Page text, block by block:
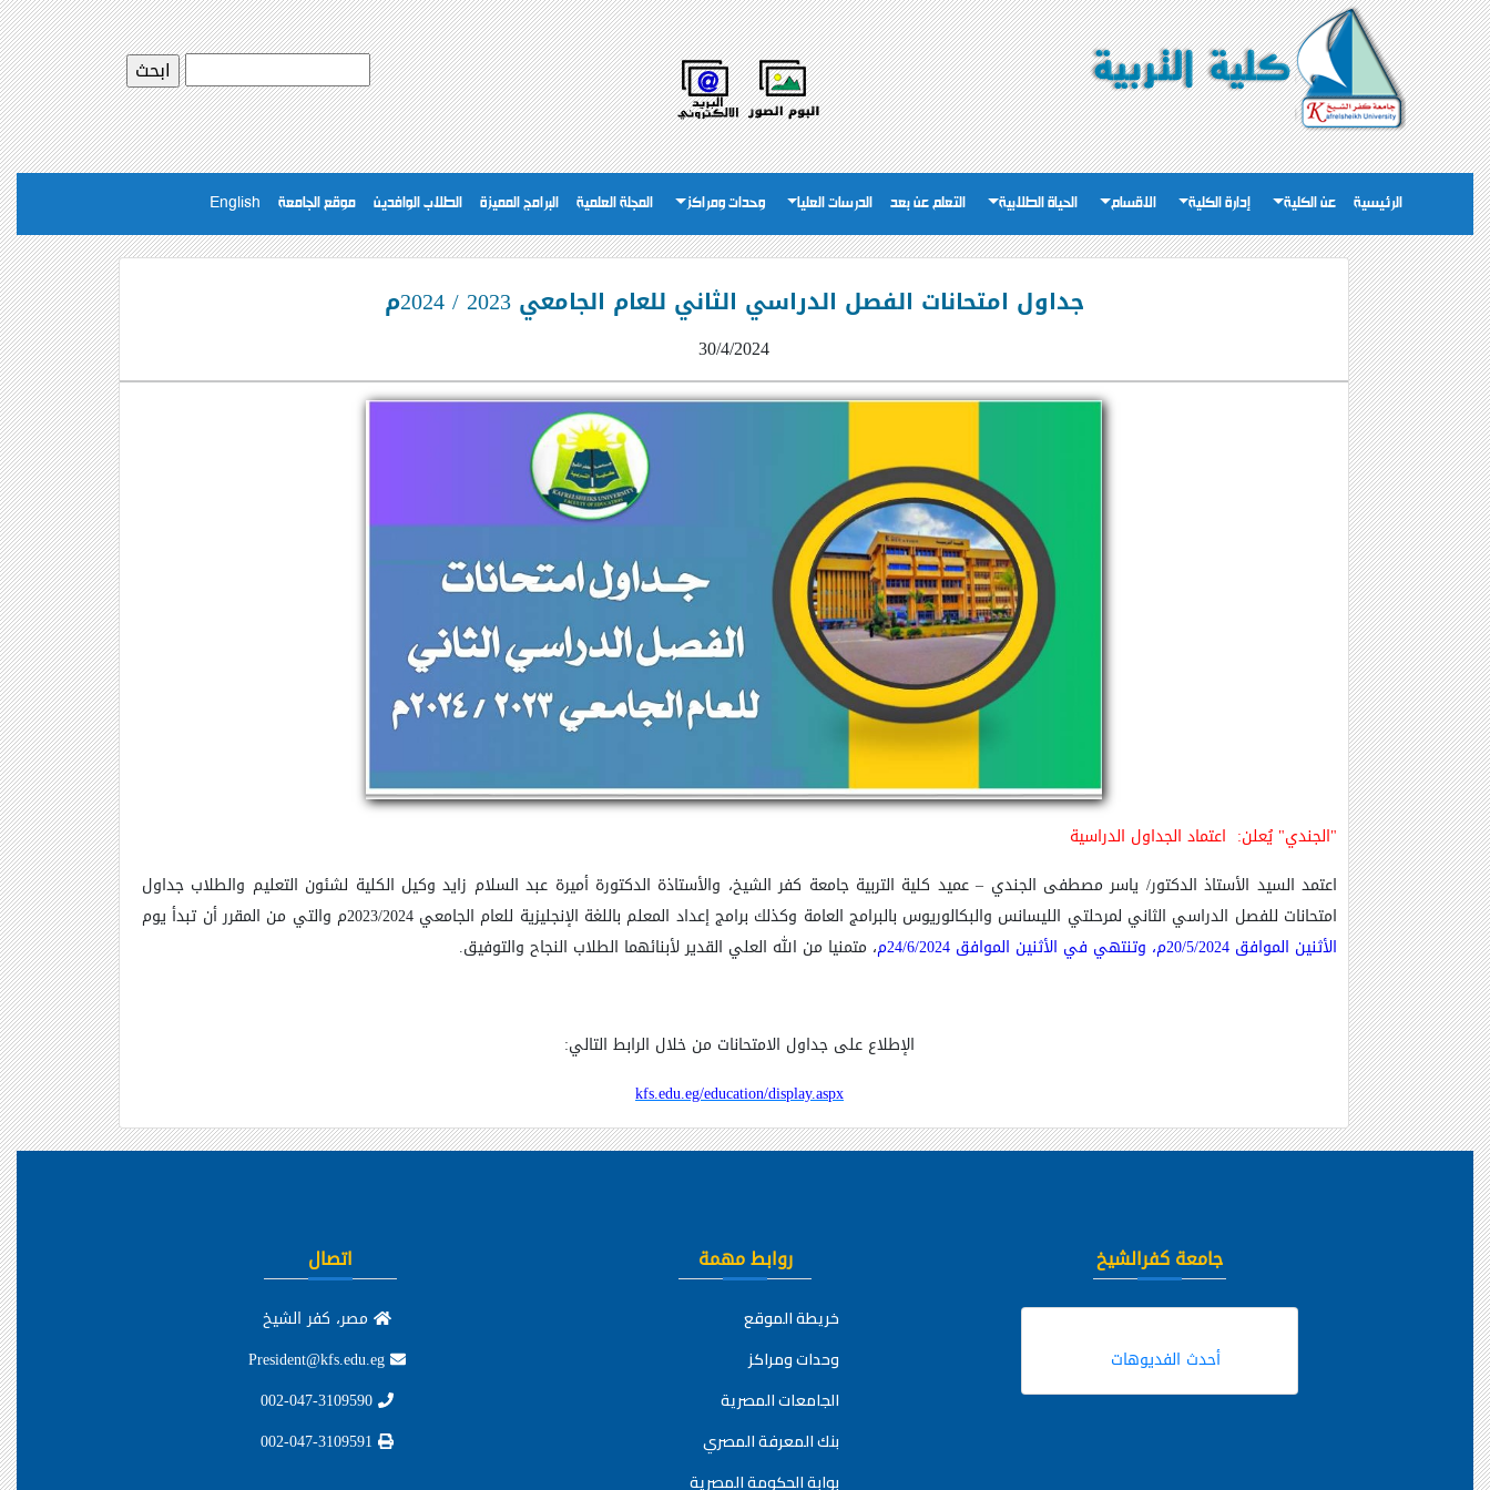
الرئيسية عن الكلية إدارة الكلية الاقسام الحياة الطلابية التعلم عن بعد الدرسات العليا وحدات ومراكز المجلة العلمية البرامج المميزة الطلاب الوافدين موقع الجامعة English
جداول امتحانات الفصل الدراسي الثاني للعام الجامعي 2023 / 2024م
30/4/2024
"الجندي" يُعلن: اعتماد الجداول الدراسية
اعتمد السيد الأستاذ الدكتور/ ياسر مصطفى الجندي –عميد كلية التربية جامعة كفر الشيخ، والأستاذة الدكتورة أميرة عبد السلام زايد وكيل الكلية لشئون التعليم والطلاب جداول
امتحانات للفصل الدراسي الثاني لمرحلتي الليسانس والبكالوريوس بالبرامج العامة وكذلك برامج إعداد المعلم باللغة الإنجليزية للعام الجامعي 2023/2024م والتي من المقرر أن تبدأ يوم
الأثنين الموافق 20/5/2024م، وتنتهي في الأثنين
الموافق 24/6/2024م ، متمنيا من الله العلي القدير لأبنائهما الطلاب النجاح والتوفيق.
الإطلاع على جداول الامتحانات من خلال الرابط التالي:
kfs.edu.eg/education/display.aspx
جامعة كفرالشيخ
أحدث الفديوهات
روابط مهمة
خريطة الموقع
وحدات ومراكز
الجامعات المصرية
بنك المعرفة المصري
بوابة الحكومة المصرية
اتصال
مصر، كفر الشيخ